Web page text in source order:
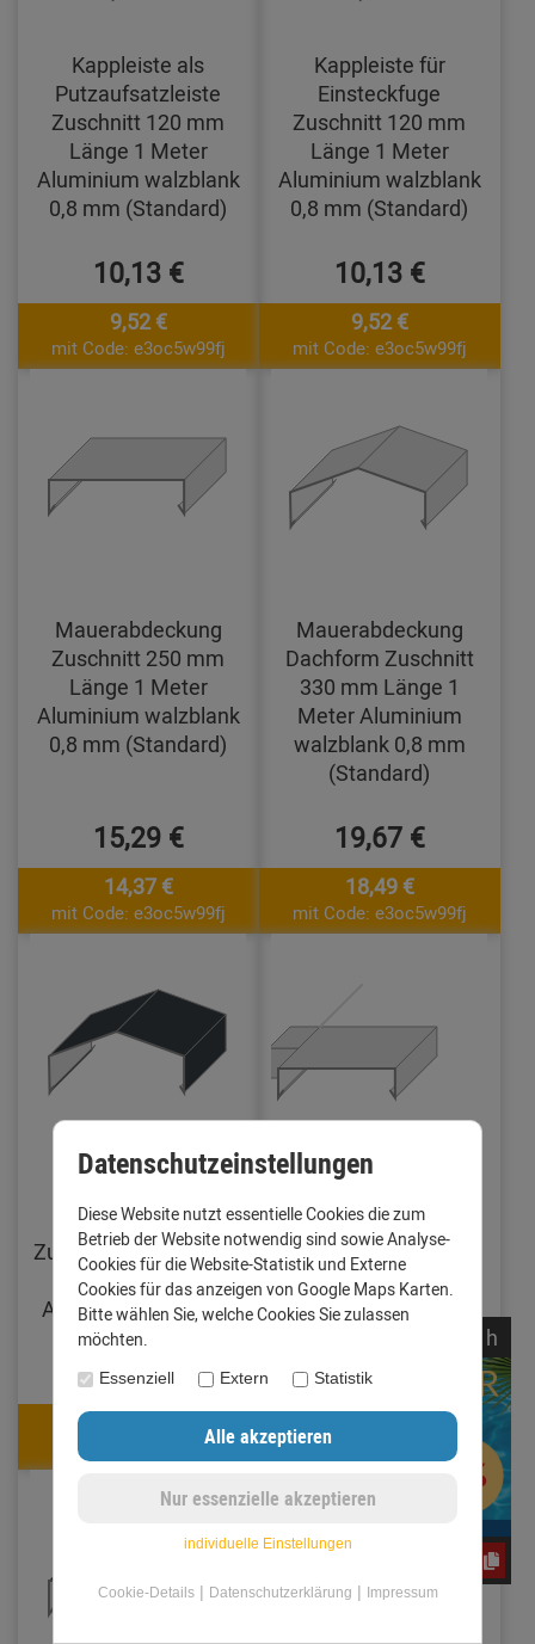
Kappleiste als
Putzaufsatzleiste
Zuschnitt 120 mm
Länge 1 Meter
Aluminium walzblank
0,8 mm (Standard)
10,13 €
9,52 €
mit Code: e3oc5w99fj
Kappleiste für
Einsteckfuge
Zuschnitt 120 mm
Länge 1 Meter
Aluminium walzblank
0,8 mm (Standard)
10,13 €
9,52 €
mit Code: e3oc5w99fj
Mauerabdeckung
Zuschnitt 250 mm
Länge 1 Meter
Aluminium walzblank
0,8 mm (Standard)
15,29 €
14,37 €
mit Code: e3oc5w99fj
Mauerabdeckung
Dachform Zuschnitt
330 mm Länge 1
Meter Aluminium
walzblank 0,8 mm
(Standard)
19,67 €
18,49 €
mit Code: e3oc5w99fj
Dach-Verbinder
Zuschnitt 250 mm Alu
farbig 0,8 mm
Anthrazit (RAL7016)
9,95 €
mit Code: e3oc5w99fj
Ecke Zuschnitt 250
mm Aluminium
walzblank 0,8 mm
(Standard)
39,90 €
mit Code: e3oc5w99fj
h
Datenschutzeinstellungen
Diese Website nutzt essentielle Cookies die zum
Betrieb der Website notwendig sind sowie Analyse-
Cookies für die Website-Statistik und Externe
Cookies für das anzeigen von Google Maps Karten.
Bitte wählen Sie, welche Cookies Sie zulassen
möchten.
Essenziell Extern Statistik
individuelle Einstellungen
Cookie-Details| Datenschutzerklärung | Impressum